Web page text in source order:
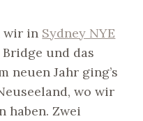
wir in Sydney NYE
und das
neuen Jahr ging’s
wo wir
haben. Zwei